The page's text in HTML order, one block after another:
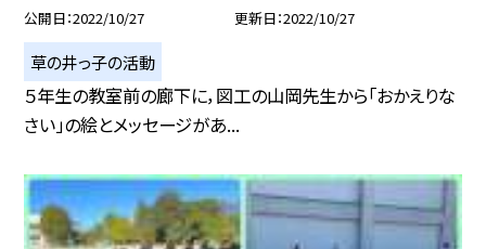
公開日 2022/10/27 更新日 2022/10/27
草の井っ子の活動
５年生の教室前の廊下に，図工の山岡先生から「おかえりな
さい」の絵とメッセージがあ...